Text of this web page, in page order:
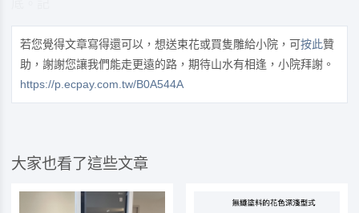
若您覺得文章寫得還可以，想送束花或買隻雕給小院，可按此贊
助，謝謝您讓我們能走更遠的路，期待山水有相逢，小院拜謝。
https://p.ecpay.com.tw/B0A544A
大家也看了這些文章